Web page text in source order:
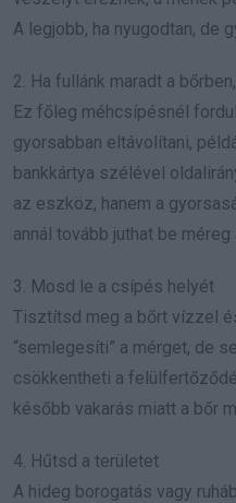
A legjobb, ha nyugodtan, de
2. Ha fullánk maradt a
Ez főleg méhcsípésnél
gyorsabban eltávolítani,
bankkártya szélével
az eszköz, hanem a
annál tovább juthat be méreg
3. Mosd le a csípés helyét
Tisztítsd meg a bőrt vízzel
“semlegesíti” a mérget, de
csökkentheti a
később vakarás miatt a bőr
4. Hűtsd a területet
A hideg borogatás vagy